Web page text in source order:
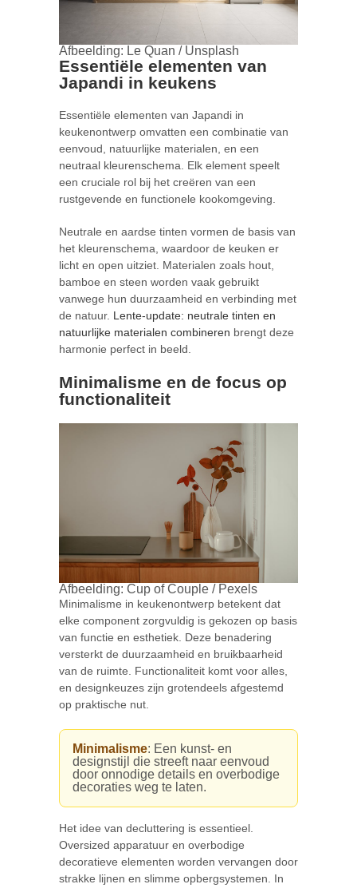
Afbeelding: Le Quan / Unsplash
Essentiële elementen van
Japandi in keukens
Essentiële elementen van Japandi in
keukenontwerp omvatten een combinatie van
eenvoud, natuurlijke materialen, en een
neutraal kleurenschema. Elk element speelt
een cruciale rol bij het creëren van een
rustgevende en functionele kookomgeving.
Neutrale en aardse tinten vormen de basis van
het kleurenschema, waardoor de keuken er
licht en open uitziet. Materialen zoals hout,
bamboe en steen worden vaak gebruikt
vanwege hun duurzaamheid en verbinding met
de natuur. Lente-update: neutrale tinten en
natuurlijke materialen combineren brengt deze
harmonie perfect in beeld.
Minimalisme en de focus op
functionaliteit
Afbeelding: Cup of Couple / Pexels
Minimalisme in keukenontwerp betekent dat
elke component zorgvuldig is gekozen op basis
van functie en esthetiek. Deze benadering
versterkt de duurzaamheid en bruikbaarheid
van de ruimte. Functionaliteit komt voor alles,
en designkeuzes zijn grotendeels afgestemd
op praktische nut.
Minimalisme: Een kunst- en
designstijl die streeft naar eenvoud
door onnodige details en overbodige
decoraties weg te laten.
Het idee van decluttering is essentieel.
Oversized apparatuur en overbodige
decoratieve elementen worden vervangen door
strakke lijnen en slimme opbergsystemen. In